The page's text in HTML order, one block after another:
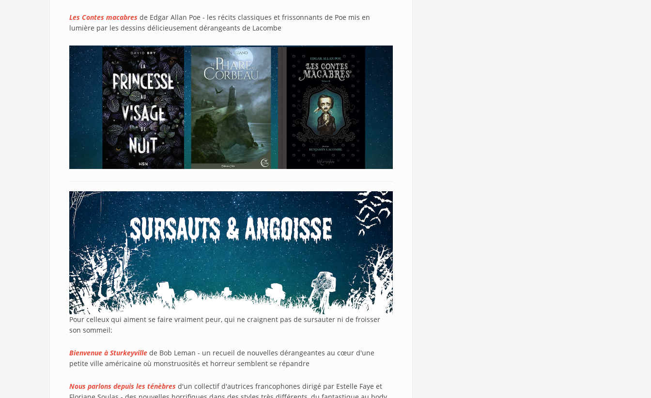
Les Contes macabres de Edgar Allan Poe - les récits classiques et frissonnants de Poe mis en
lumière par les dessins délicieusement dérangeants de Lacombe
Pour celleux qui aiment se faire vraiment peur, qui ne craignent pas de sursauter ni de froisser
son sommeil:
Bienvenue à Sturkeyville de Bob Leman - un recueil de nouvelles dérangeantes au cœur d'une
petite ville américaine où monstruosités et horreur semblent se répandre
Nous parlons depuis les ténèbres d'un collectif d'autrices francophones dirigé par Estelle Faye et